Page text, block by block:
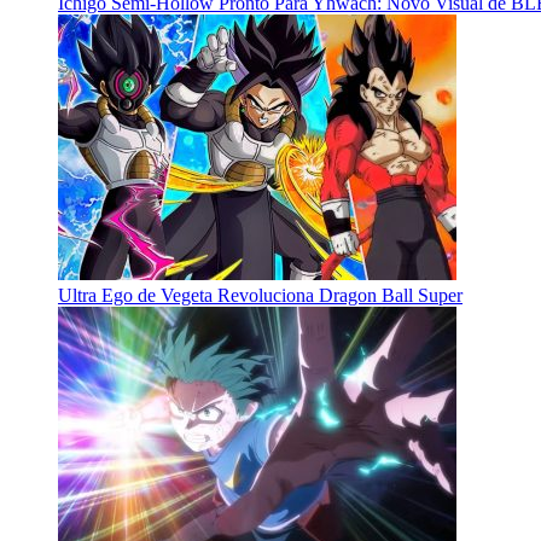
Ultra Ego de Vegeta Revoluciona Dragon Ball Super